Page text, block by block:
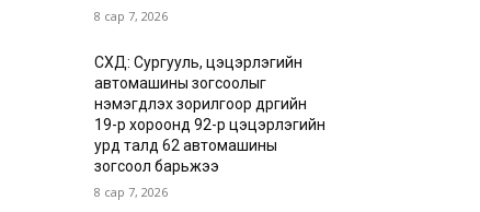
8 сар 7, 2026
СХД: Сургууль, цэцэрлэгийн
автомашины зогсоолыг
нэмэгдүүлэх зорилгоор дүүргийн
19-р хороонд 92-р цэцэрлэгийн
урд талд 62 автомашины
зогсоол барьжээ
8 сар 7, 2026